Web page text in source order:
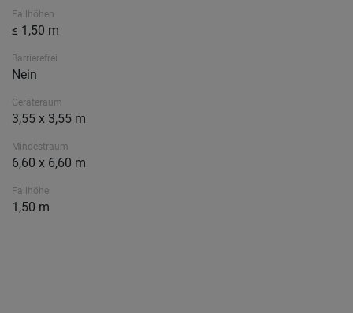
Fallhöhen
≤ 1,50 m
Barrierefrei
Nein
Geräteraum
3,55 x 3,55 m
Mindestraum
6,60 x 6,60 m
Fallhöhe
1,50 m